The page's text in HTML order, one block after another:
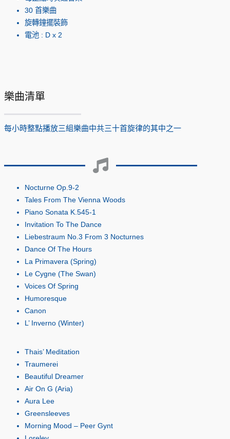
30 首樂曲
旋轉鐘擺裝飾
電池 : D x 2
樂曲清單
每小時整點播放三組樂曲中共三十首旋律的其中之一
Nocturne Op.9-2
Tales From The Vienna Woods
Piano Sonata K.545-1
Invitation To The Dance
Liebestraum No.3 From 3 Nocturnes
Dance Of The Hours
La Primavera (Spring)
Le Cygne (The Swan)
Voices Of Spring
Humoresque
Canon
L’ Inverno (Winter)
Thais’ Meditation
Traumerei
Beautiful Dreamer
Air On G (Aria)
Aura Lee
Greensleeves
Morning Mood – Peer Gynt